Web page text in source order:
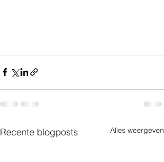
Recente blogposts Alles weergeven